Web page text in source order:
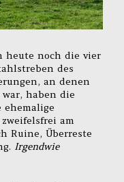
heute noch die vier
des
an denen
haben die
ehemalige
am
Ruine, Überreste
Irgendwie